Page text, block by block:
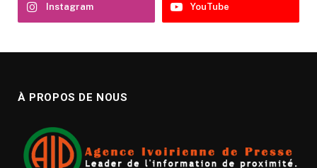
Instagram YouTube
À PROPOS DE NOUS